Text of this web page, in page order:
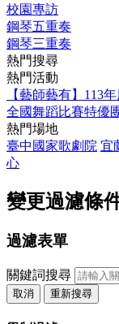
校園專訪
鋼琴五重奏
鋼琴三重奏
熱門搜尋
熱門活動
【藝師藝有】113
全國舞蹈比賽特優
熱門場地
臺中國家歌劇院 宜
心
變更過濾條
過濾表單
關鍵詞搜尋
取消 重新搜尋